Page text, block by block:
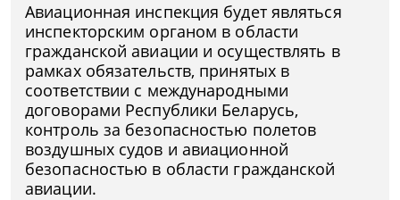
Авиационная инспекция будет являться
инспекторским органом в области
гражданской авиации и осуществлять в
рамках обязательств, принятых в
соответствии с международными
договорами Республики Беларусь,
контроль за безопасностью полетов
воздушных судов и авиационной
безопасностью в области гражданской
авиации.